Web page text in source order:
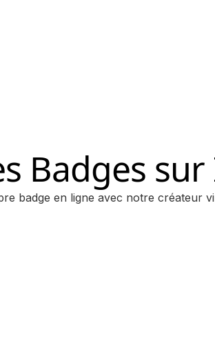
Badges
badge en ligne avec notre créateur